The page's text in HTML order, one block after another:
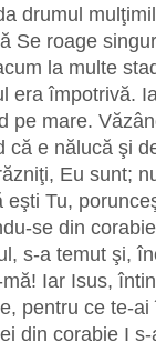
drumul
Se roage
la multe
era împotrivă.
pe mare.
că e nălucă şi
Eu sunt;
Tu,
se din
s-a temut şi,
Iar Isus,
pentru ce te-
din corabie I